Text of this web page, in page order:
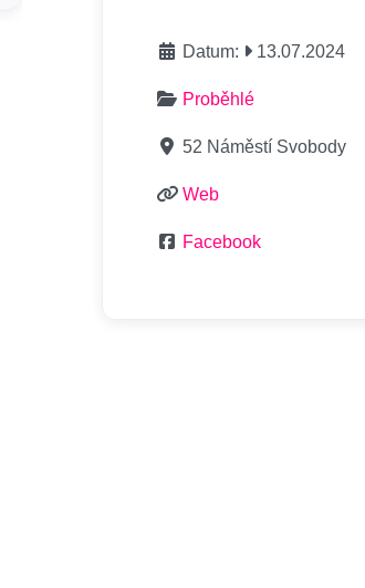
Datum: 13.07.2024
Proběhlé
52 Náměstí Svobody
Web
Facebook